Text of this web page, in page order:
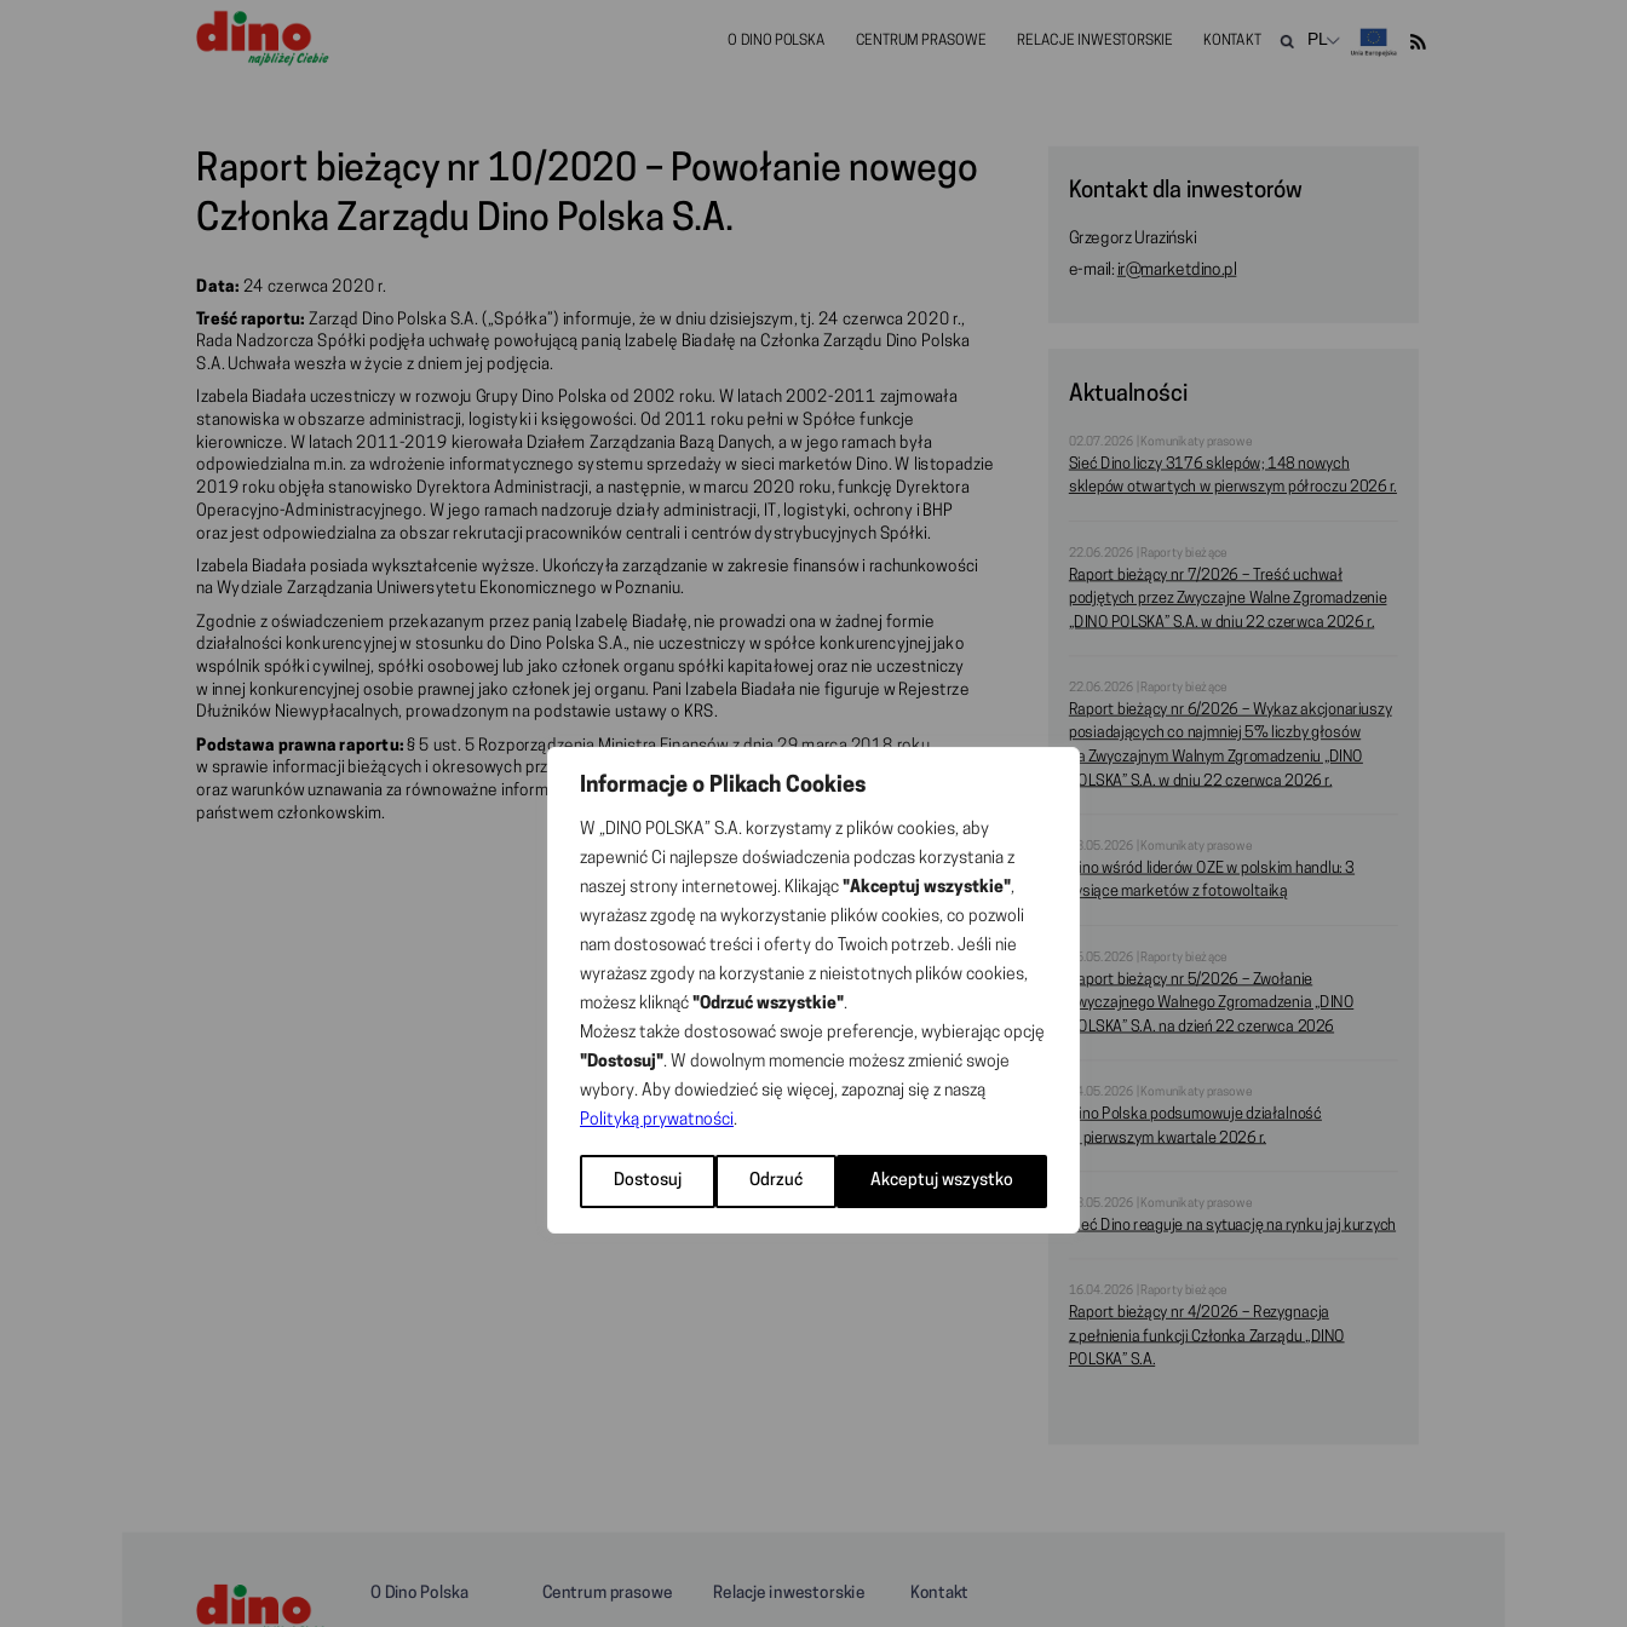
Informacje o Plikach Cookies
W „DINO POLSKA” S.A. korzystamy z plików cookies, aby
zapewnić Ci najlepsze doświadczenia podczas korzystania z
naszej strony internetowej. Klikając "Akceptuj wszystkie",
wyrażasz zgodę na wykorzystanie plików cookies, co pozwoli
nam dostosować treści i oferty do Twoich potrzeb. Jeśli nie
wyrażasz zgody na korzystanie z nieistotnych plików cookies,
możesz kliknąć "Odrzuć wszystkie".
Możesz także dostosować swoje preferencje, wybierając opcję
"Dostosuj". W dowolnym momencie możesz zmienić swoje
wybory. Aby dowiedzieć się więcej, zapoznaj się z naszą
Polityką prywatności.
Dostosuj Odrzuć Akceptuj wszystko
O DINO POLSKA CENTRUM PRASOWE RELACJE INWESTORSKIE KONTAKT
Raport bieżący nr 10/2020 – Powołanie nowego
Członka Zarządu Dino Polska S.A.
Data: 24 czerwca 2020 r.
Treść raportu: Zarząd Dino Polska S.A. („Spółka”) informuje, że w dniu dzisiejszym, tj. 24 czerwca 2020 r.,
Rada Nadzorcza Spółki podjęła uchwałę powołującą panią Izabelę Biadałę na Członka Zarządu Dino Polska
S.A. Uchwała weszła w życie z dniem jej podjęcia.
Izabela Biadała uczestniczy w rozwoju Grupy Dino Polska od 2002 roku. W latach 2002-2011 zajmowała
stanowiska w obszarze administracji, logistyki i księgowości. Od 2011 roku pełni w Spółce funkcje
kierownicze. W latach 2011-2019 kierowała Działem Zarządzania Bazą Danych, a w jego ramach była
odpowiedzialna m.in. za wdrożenie informatycznego systemu sprzedaży w sieci marketów Dino. W listopadzie
2019 roku objęła stanowisko Dyrektora Administracji, a następnie, w marcu 2020 roku, funkcję Dyrektora
Operacyjno-Administracyjnego. W jego ramach nadzoruje działy administracji, IT, logistyki, ochrony i BHP
oraz jest odpowiedzialna za obszar rekrutacji pracowników centrali i centrów dystrybucyjnych Spółki.
Izabela Biadała posiada wykształcenie wyższe. Ukończyła zarządzanie w zakresie finansów i rachunkowości
na Wydziale Zarządzania Uniwersytetu Ekonomicznego w Poznaniu.
Zgodnie z oświadczeniem przekazanym przez panią Izabelę Biadałę, nie prowadzi ona w żadnej formie
działalności konkurencyjnej w stosunku do Dino Polska S.A., nie uczestniczy w spółce konkurencyjnej jako
wspólnik spółki cywilnej, spółki osobowej lub jako członek organu spółki kapitałowej oraz nie uczestniczy
w innej konkurencyjnej osobie prawnej jako członek jej organu. Pani Izabela Biadała nie figuruje w Rejestrze
Dłużników Niewypłacalnych, prowadzonym na podstawie ustawy o KRS.
Podstawa prawna raportu: § 5 ust. 5 Rozporządzenia Ministra Finansów z dnia 29 marca 2018 roku
w sprawie informacji bieżących i okresowych przekazywanych przez emitentów papierów wartościowych
oraz warunków uznawania za równoważne informacji wymaganych przepisami prawa państwa niebędącego
państwem członkowskim.
Kontakt dla inwestorów
Grzegorz Uraziński
e-mail: ir@marketdino.pl
Aktualności
02.07.2026 | Komunikaty prasowe
Sieć Dino liczy 3176 sklepów; 148 nowych
sklepów otwartych w pierwszym półroczu 2026 r.
22.06.2026 | Raporty bieżące
Raport bieżący nr 7/2026 – Treść uchwał
podjętych przez Zwyczajne Walne Zgromadzenie
„DINO POLSKA” S.A. w dniu 22 czerwca 2026 r.
22.06.2026 | Raporty bieżące
Raport bieżący nr 6/2026 – Wykaz akcjonariuszy
posiadających co najmniej 5% liczby głosów
na Zwyczajnym Walnym Zgromadzeniu „DINO
POLSKA” S.A. w dniu 22 czerwca 2026 r.
28.05.2026 | Komunikaty prasowe
Dino wśród liderów OZE w polskim handlu: 3
tysiące marketów z fotowoltaiką
26.05.2026 | Raporty bieżące
Raport bieżący nr 5/2026 – Zwołanie
Zwyczajnego Walnego Zgromadzenia „DINO
POLSKA” S.A. na dzień 22 czerwca 2026
14.05.2026 | Komunikaty prasowe
Dino Polska podsumowuje działalność
w pierwszym kwartale 2026 r.
08.05.2026 | Komunikaty prasowe
Sieć Dino reaguje na sytuację na rynku jaj kurzych
16.04.2026 | Raporty bieżące
Raport bieżący nr 4/2026 – Rezygnacja
z pełnienia funkcji Członka Zarządu „DINO
POLSKA” S.A.
O Dino Polska Centrum prasowe Relacje inwestorskie Kontakt